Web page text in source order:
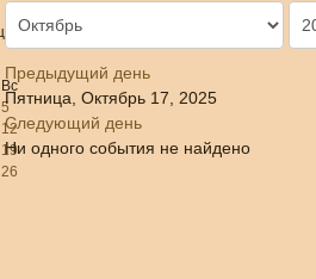
Вс
5
12
19
26
Предыдущий день
Пятница, Октябрь 17, 2025
Следующий день
Ни одного события не найдено